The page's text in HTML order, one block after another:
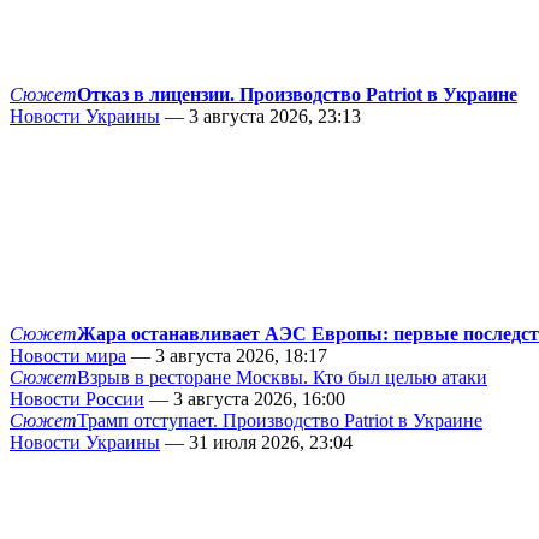
СюжетОтказ в лицензии. Производство Patriot в Украине
Новости Украины — 3 августа 2026, 23:13
СюжетЖара останавливает АЭС Европы: первые
Новости мира — 3 августа 2026, 18:17
СюжетВзрыв в ресторане Москвы. Кто был целью атаки
Новости России — 3 августа 2026, 16:00
СюжетТрамп отступает. Производство Patriot в Украине
Новости Украины — 31 июля 2026, 23:04